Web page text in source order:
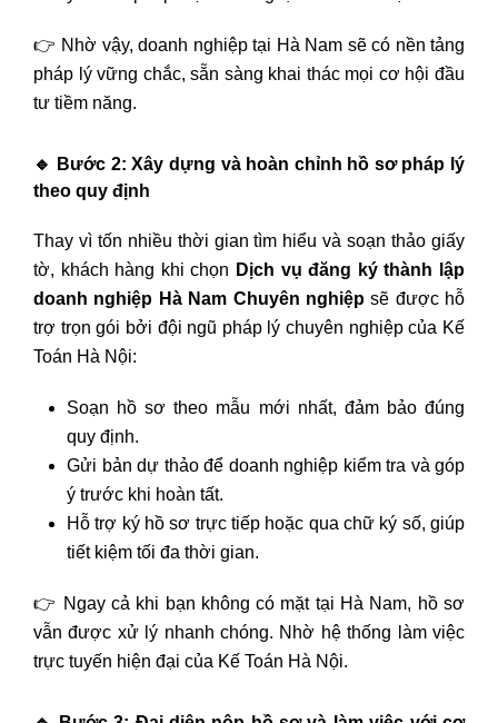
👉 Nhờ vậy, doanh nghiệp tại Hà Nam sẽ có nền tảng
pháp lý vững chắc, sẵn sàng khai thác mọi cơ hội đầu
tư tiềm năng.
🔹
Bước 2: Xây dựng và hoàn chỉnh hồ sơ pháp lý
theo quy định
Thay vì tốn nhiều thời gian tìm hiểu và soạn thảo giấy
tờ, khách hàng khi chọn Dịch vụ đăng ký thành lập
doanh nghiệp Hà Nam Chuyên nghiệpsẽ được hỗ
trợ trọn gói bởi đội ngũ pháp lý chuyên nghiệp của Kế
Toán Hà Nội:
Soạn hồ sơ theo mẫu mới nhất, đảm bảo đúng
quy định.
Gửi bản dự thảo để doanh nghiệp kiểm tra và góp
ý trước khi hoàn tất.
Hỗ trợ ký hồ sơ trực tiếp hoặc qua chữ ký số, giúp
tiết kiệm tối đa thời gian.
👉 Ngay cả khi bạn không có mặt tại Hà Nam, hồ sơ
vẫn được xử lý nhanh chóng. Nhờ hệ thống làm việc
trực tuyến hiện đại của Kế Toán Hà Nội.